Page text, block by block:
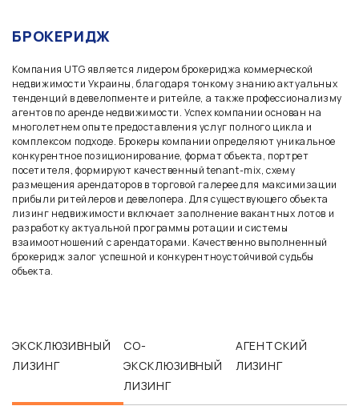
БРОКЕРИДЖ
Компания UTG является лидером брокериджа коммерческой
недвижимости Украины, благодаря тонкому знанию актуальных
тенденций в девелопменте и ритейле, а также профессионализму
агентов по аренде недвижимости. Успех компании основан на
многолетнем опыте предоставления услуг полного цикла и
комплексом подходе. Брокеры компании определяют уникальное
конкурентное позиционирование, формат объекта, портрет
посетителя, формируют качественный tenant-mix, схему
размещения арендаторов в торговой галерее для максимизации
прибыли ритейлеров и девелопера. Для существующего объекта
лизинг недвижимости включает заполнение вакантных лотов и
разработку актуальной программы ротации и системы
взаимоотношений с арендаторами. Качественно выполненный
брокеридж залог успешной и конкурентноустойчивой судьбы
объекта.
ЭКСКЛЮЗИВНЫЙ
ЛИЗИНГ
СО-
ЭКСКЛЮЗИВНЫЙ
ЛИЗИНГ
АГЕНТСКИЙ
ЛИЗИНГ